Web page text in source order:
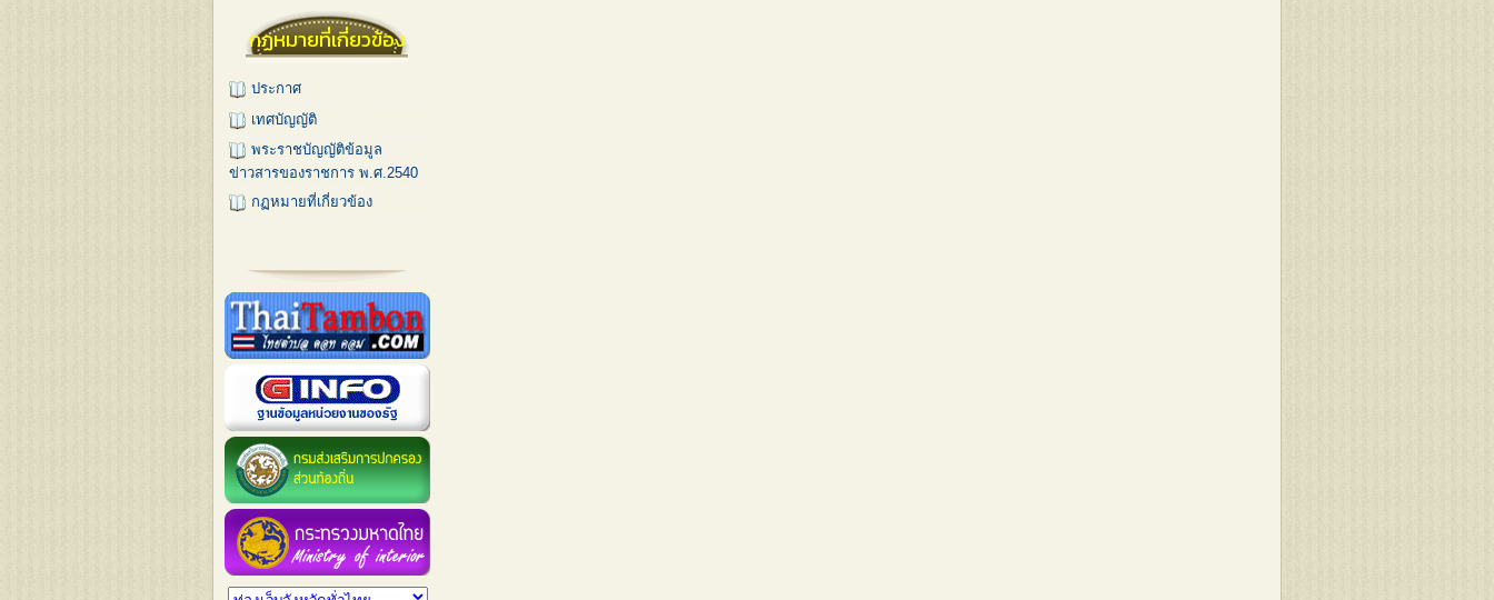
กฏหมายที่เกี่ยวข้อง
ประกาศ
เทศบัญญัติ
พระราชบัญญัติข้อมูล
ข่าวสารของราชการ พ.ศ.2540
กฏหมายที่เกี่ยวข้อง